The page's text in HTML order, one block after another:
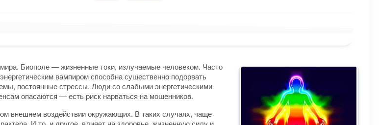
Биополе — жизненные токи, излучаемые человеком. Часто
вампиром способна существенно подорвать
постоянные стрессы. Люди со слабыми энергетическими
опасаются — есть риск нарваться на мошенников.
внешнем воздействии окружающих. В таких случаях, чаще